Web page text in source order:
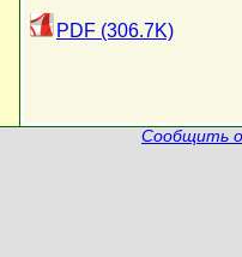
PDF (306.7K)
Сообщить о